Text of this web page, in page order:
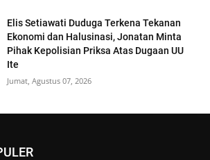
Elis Setiawati Duduga Terkena Tekanan
Ekonomi dan Halusinasi, Jonatan Minta
Pihak Kepolisian Priksa Atas Dugaan UU
Ite
Jumat, Agustus 07, 2026